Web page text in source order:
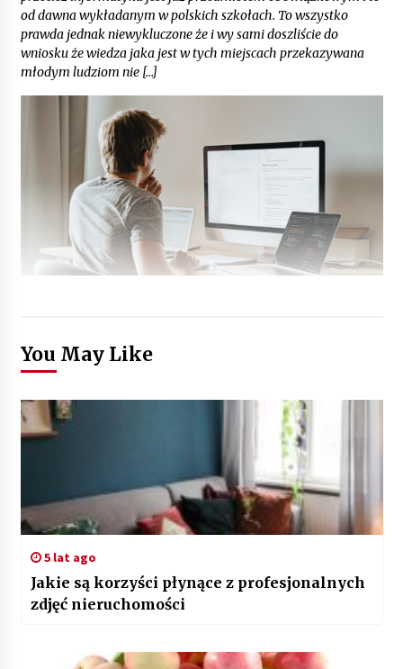
od dawna wykładanym w polskich szkołach. To wszystko
prawda jednak niewykluczone że i wy sami doszliście do
wniosku że wiedza jaka jest w tych miejscach przekazywana
młodym ludziom nie […]
You May Like
5 lat ago
Jakie są korzyści płynące z profesjonalnych
zdjęć nieruchomości